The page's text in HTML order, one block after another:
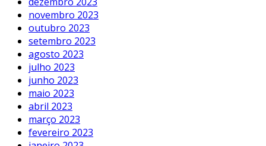
novembro 2023
outubro 2023
setembro 2023
agosto 2023
julho 2023
junho 2023
maio 2023
abril 2023
março 2023
fevereiro 2023